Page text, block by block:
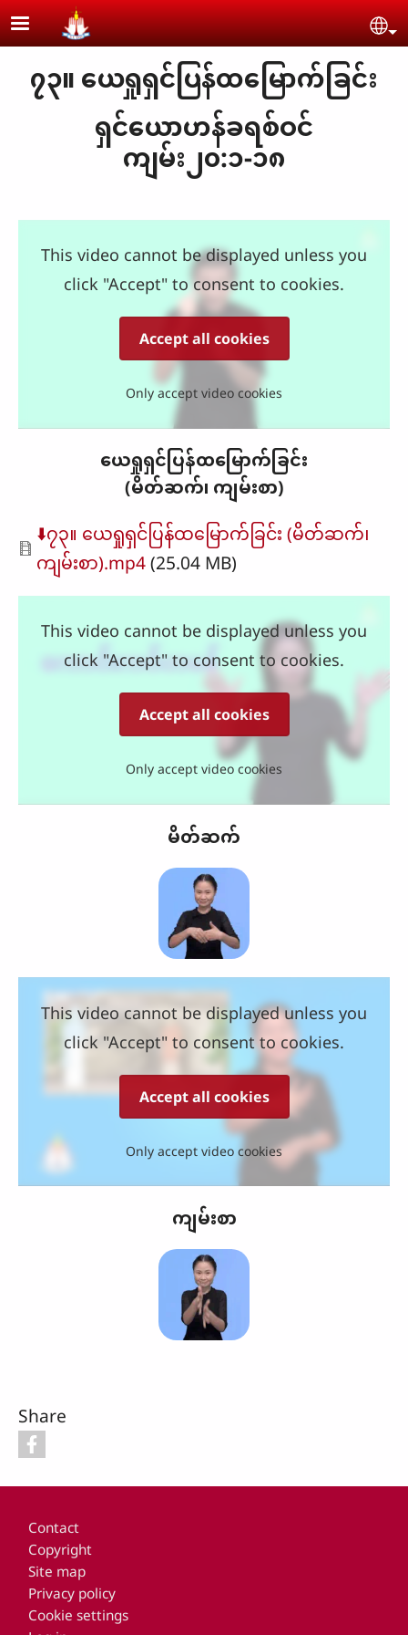
Skip to main content
၇၃။ ယေရှုရှင်ပြန်ထမြောက်ခြင်း
ရှင်ယောဟန်ခရစ်ဝင်
ကျမ်း၂၀:၁-၁၈
This video cannot be displayed unless you
click "Accept" to consent to cookies.
Accept all cookies
Only accept video cookies
ယေရှုရှင်ပြန်ထမြောက်ခြင်း
(မိတ်ဆက်၊ ကျမ်းစာ)
Document
⬇️၇၃။ ယေရှုရှင်ပြန်ထမြောက်ခြင်း (မိတ်ဆက်၊
ကျမ်းစာ).mp4(25.04 MB)
This video cannot be displayed unless you
click "Accept" to consent to cookies.
Accept all cookies
Only accept video cookies
မိတ်ဆက်
This video cannot be displayed unless you
click "Accept" to consent to cookies.
Accept all cookies
Only accept video cookies
ကျမ်းစာ
Share
Contact
Copyright
Site map
Privacy policy
Cookie settings